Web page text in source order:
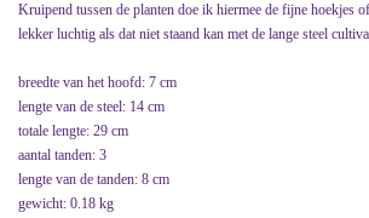
Kruipend tussen de planten doe ik hiermee de fijne hoekjes
lekker luchtig als dat niet staand kan met de lange steel
breedte van het hoofd: 7 cm
lengte van de steel: 14 cm
totale lengte: 29 cm
aantal tanden: 3
lengte van de tanden: 8 cm
gewicht: 0.18 kg